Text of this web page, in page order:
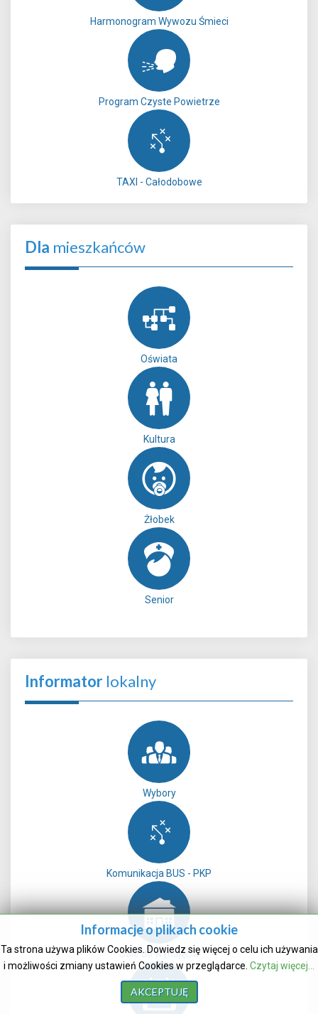
Harmonogram Wywozu Śmieci
Program Czyste Powietrze
TAXI - Całodobowe
Dla mieszkańców
Oświata
Kultura
Żłobek
Senior
Informator lokalny
Wybory
Komunikacja BUS - PKP
Sale do wynajęcia
Informacje o plikach cookie
Ta strona używa plików Cookies. Dowiedz się więcej o celu ich używania
i możliwości zmiany ustawień Cookies w przeglądarce. Czytaj więcej...
AKCEPTUJĘ